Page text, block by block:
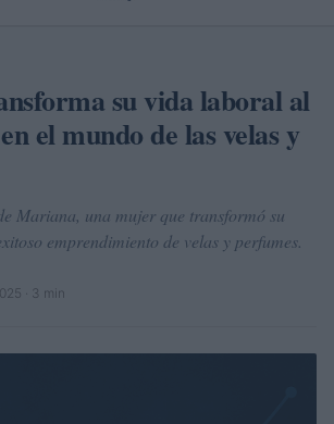
su vida laboral al
el mundo de las velas y
Mariana, una mujer que transformó su
emprendimiento de velas y perfumes.
· 3 min